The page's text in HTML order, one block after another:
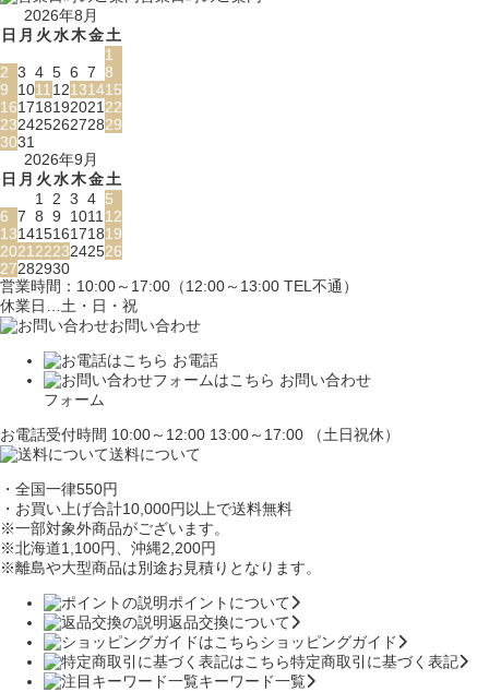
2026年8月
日 月 火水木金土
1
2 3 4 5 6 7 8
9
101112131415
16171819202122
23242526272829
3031
2026年9月
日 月 火水木金土
1 2 3 4 5
6 7 8 9 101112
13141516171819
20212223242526
27282930
営業時間：10:00～17:00（12:00～13:00 TEL不通）
休業日…土・日・祝
お問い合わせ
お電話
お問い合わせ
フォーム
お電話受付時間 10:00～12:00 13:00～17:00 （土日祝休）
送料について
・全国一律550円
・お買い上げ合計10,000円 以上で送料無料
※一部対象外商品がございます。
※北海道1,100円、沖縄2,200円
※離島や大型商品は別途お見積りとなります。
ポイントについて
返品交換について
ショッピングガイド
特定商取引に基づく表記
キーワード一覧